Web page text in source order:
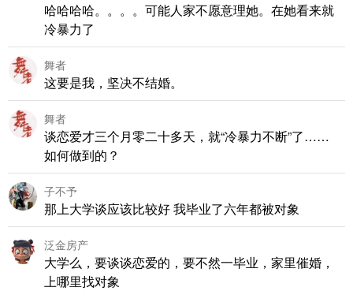
哈哈哈哈。。。。可能人家不愿意理她。在她看来就
冷暴力了
舞者
这要是我，坚决不结婚。
舞者
谈恋爱才三个月零二十多天，就“冷暴力不断”了……
如何做到的？
子不予
那上大学谈应该比较好 我毕业了六年都被对象
泛金房产
大学么，要谈谈恋爱的，要不然一毕业，家里催婚，
上哪里找对象